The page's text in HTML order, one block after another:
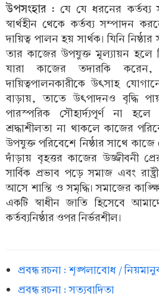
উপসংহার : যে যে ধরনের
স্বার্থহীন থেকে কর্তব্য সম্পাদন
দায়িত্ব পালন হয় সার্থক। যিনি
তার কাজের উপযুক্ত মূল্যায়ন হলে
যারা কাজের তদারকি করেন,
দায়িত্বপালনকারীকে উৎসাহ
বাড়ায়, তাতে উৎপাদনও বৃদ্ধি
পারস্পরিক সৌহার্দ্যপূর্ণ না
শ্রদ্ধাশীলতা না থাকলে কাজের
উপযুক্ত পরিবেশে নিষ্ঠার সাথে
দাঁড়ায় বৃহত্তর কাজের উজ্জীবনী
সার্বিক প্রভাব পড়ে সমাজ এবং
আসে শান্তি ও সমৃদ্ধি। সমাজের
একটি স্বাধীন জাতি হিসেবে
কর্তব্যনিষ্ঠার ওপর নির্ভরশীল।
প্রবন্ধ রচনা : শৃঙ্খলাবোধ /
প্রবন্ধ রচনা : সত্যবাদিতা